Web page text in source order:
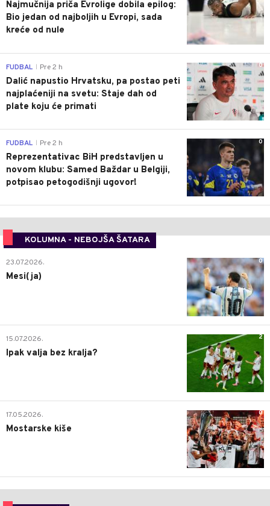
Najmučnija priča Evrolige dobila epilog:
Bio jedan od najboljih u Evropi, sada
kreće od nule
0
FUDBAL Pre 2 h
Dalić napustio Hrvatsku, pa postao peti
najplaćeniji na svetu: Staje dah od
plate koju će primati
0
FUDBAL Pre 2 h
Reprezentativac BiH predstavljen u
novom klubu: Samed Baždar u Belgiji,
potpisao petogodišnji ugovor!
KOLUMNA - NEBOJŠA ŠATARA
0
23.07.2026.
Mesi(ja)
2
15.07.2026.
Ipak valja bez kralja?
0
17.05.2026.
Mostarske kiše